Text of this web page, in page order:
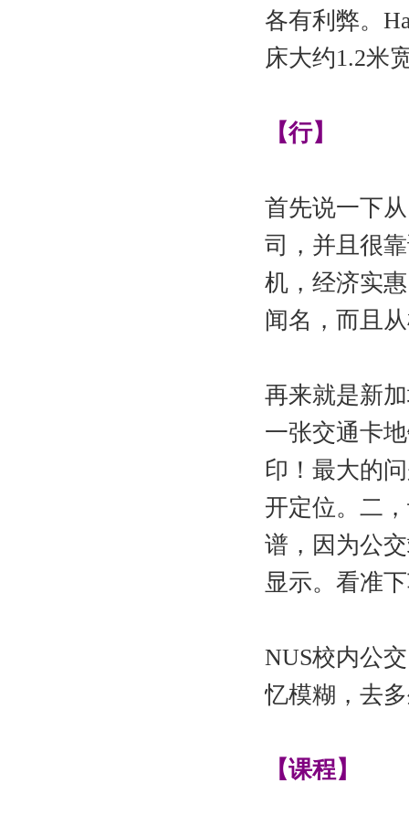
各有利弊。
床大约1.2米
【行】
首先说一下
司，并且很
机，经济实
闻名，而且
再来就是新
一张交通卡
印！最大的
开定位。二
谱，因为公
显示。看准
NUS校内公
忆模糊，去
【课程】